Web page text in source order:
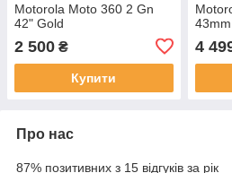
Motorola Moto 360 2 Gn
42" Gold
2 500 ₴
Купити
4
Про нас
87% позитивних з 15 відгуків за рік